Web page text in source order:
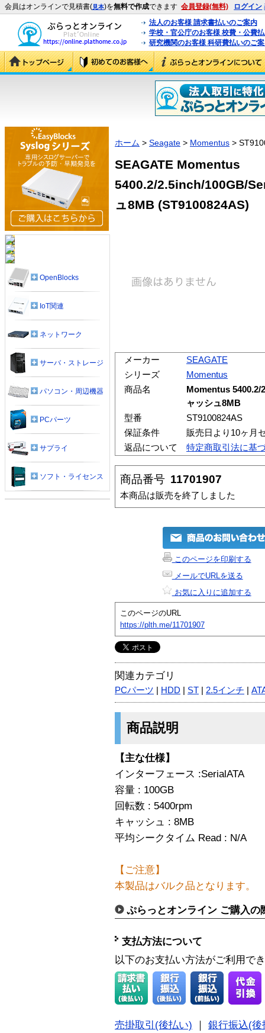
会員はオンラインで見積書(見本)を無料で作成できます 会員登録(無料) ログイン
法人のお客様 請求書払いのご案内
学校・官公庁のお客様 校費・公費
研究機関のお客様 科研費払いのご
ホーム > Seagate > Momentus >
SEAGATE Momentus
5400.2/2.5inch/100GB/
ュ8MB (ST9100824AS)
メーカー
SEAGATE
シリーズ
Momentus
商品名
Momentus 5400.2/
ャッシュ8MB
型番
ST9100824AS
保証条件
販売日より10ヶ月
返品について
特定商取引法に基
商品番号 11701907
本商品は販売を終了しました
このページを印刷する
メールでURLを送る
お気に入りに追加する
このページのURL
https://plth.me/11701907
関連カテゴリ
PCパーツ HDD ST 2.5インチ
商品説明
【主な仕様】
インターフェース :SerialATA
容量 : 100GB
回転数 : 5400rpm
キャッシュ : 8MB
平均シークタイム Read : N/A
【ご注意】
本製品はバルク品となります。
ぷらっとオンライン ご購入の
支払方法について
以下のお支払い方法がご利用で
売掛取引(後払い)
銀行振込(後
OpenBlocks
IoT関連
ネットワーク
サーバ・ストレージ
パソコン・周辺機器
PCパーツ
サプライ
ソフト・ライセンス